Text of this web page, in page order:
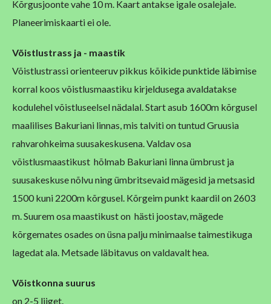
Kõrgusjoonte vahe 10 m. Kaart antakse igale osalejale.
Planeerimiskaarti ei ole.
Võistlustrass ja - maastik
Võistlustrassi orienteeruv pikkus kõikide punktide läbimise
korral koos võistlusmaastiku kirjeldusega avaldatakse
kodulehel võistluseelsel nädalal. Start asub 1600m kõrgusel
maalilises Bakuriani linnas, mis talviti on tuntud Gruusia
rahvarohkeima suusakeskusena. Valdav osa
võistlusmaastikust hõlmab Bakuriani linna ümbrust ja
suusakeskuse nõlvu ning ümbritsevaid mägesid ja metsasid
1500 kuni 2200m kõrgusel. Kõrgeim punkt kaardil on 2603
m. Suurem osa maastikust on hästi joostav, mägede
kõrgemates osades on üsna palju minimaalse taimestikuga
lagedat ala. Metsade läbitavus on valdavalt hea.
Võistkonna suurus
on 2-5 liiget.